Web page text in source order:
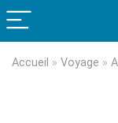
Accueil » Voyage »